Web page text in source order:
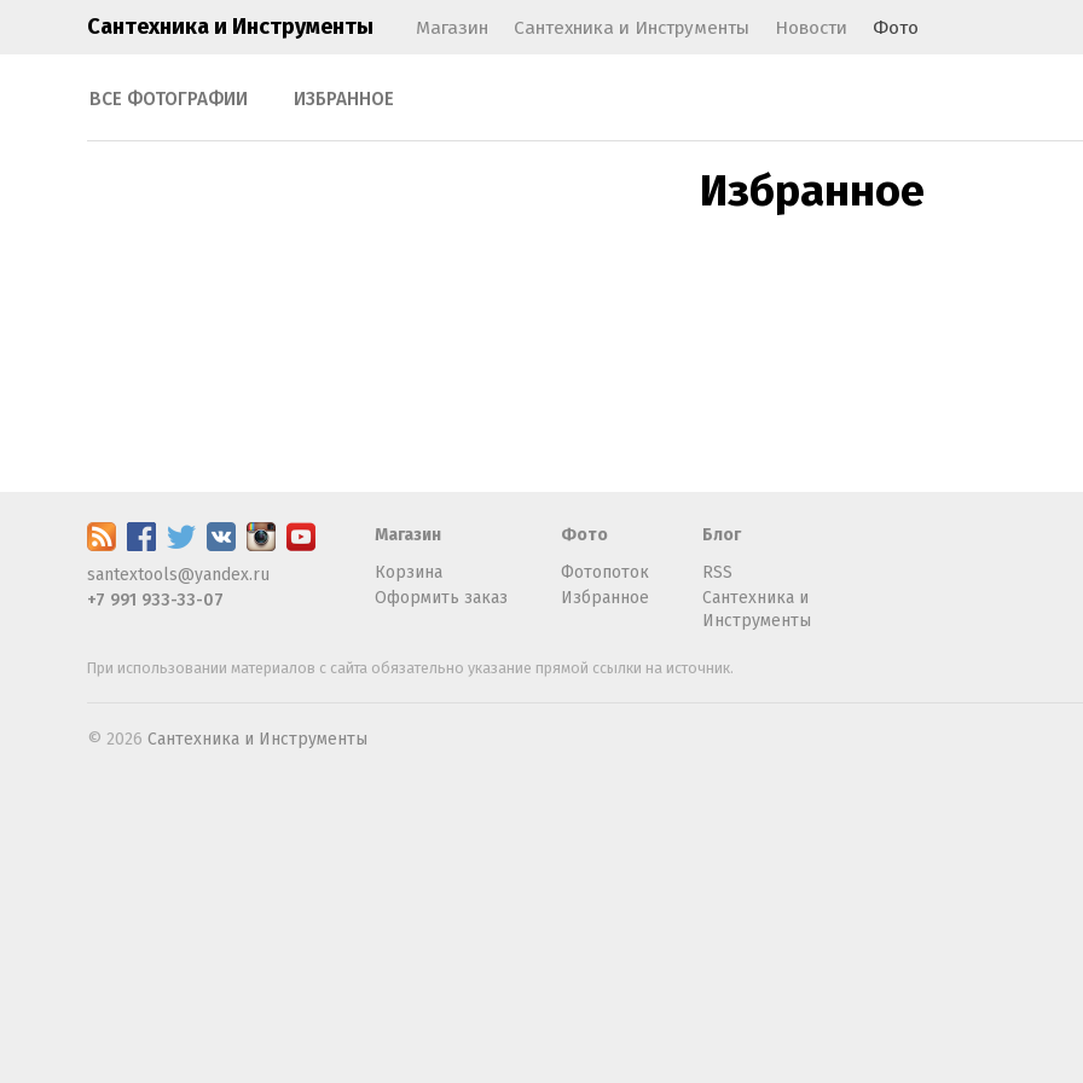
Сантехника и Инструменты Магазин Сантехника и Инструменты Новости Фото
ВСЕ ФОТОГРАФИИ ИЗБРАННОЕ
Избранное
santextools@yandex.ru
+7 991 933-33-07
Магазин
Корзина
Оформить заказ
Фото
Фотопоток
Избранное
Блог
RSS
Сантехника и
Инструменты
При использовании материалов с сайта обязательно указание прямой ссылки на источник.
© 2026 Сантехника и Инструменты